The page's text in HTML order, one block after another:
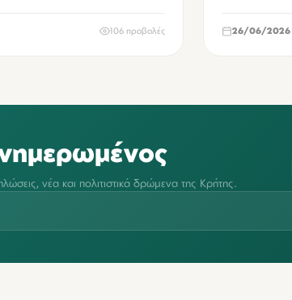
106 προβολές 26/06/2026
νέα και πολιτιστικά δρώμενα της Κρήτης.